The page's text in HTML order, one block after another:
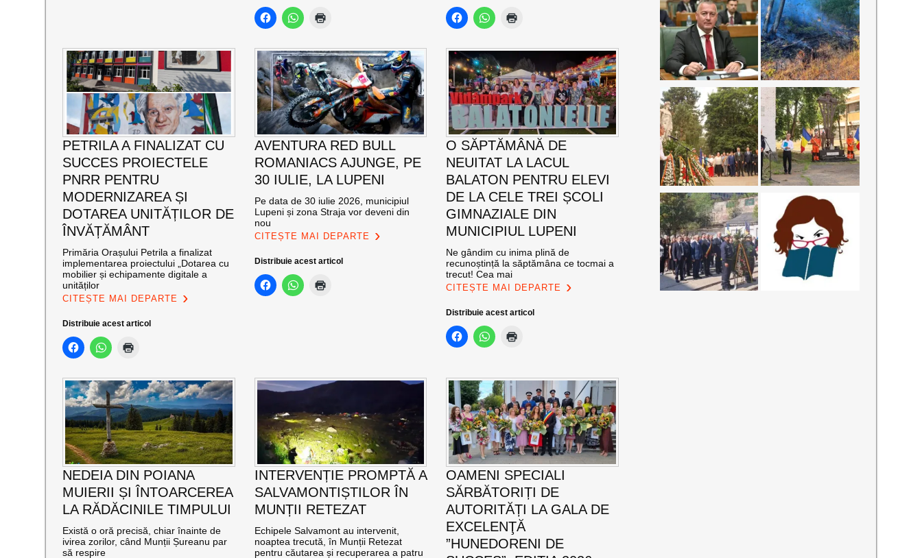
PETRILA A FINALIZAT CU
SUCCES PROIECTELE
PNRR PENTRU
MODERNIZAREA ȘI
DOTAREA UNITĂȚILOR DE
ÎNVĂȚĂMÂNT
Primăria Orașului Petrila a finalizat
implementarea proiectului „Dotarea cu
mobilier și echipamente digitale a
unităților
CITEȘTE MAI DEPARTE
Distribuie acest articol
AVENTURA RED BULL
ROMANIACS AJUNGE, PE
30 IULIE, LA LUPENI
Pe data de 30 iulie 2026, municipiul
Lupeni și zona Straja vor deveni din
nou
CITEȘTE MAI DEPARTE
Distribuie acest articol
O SĂPTĂMÂNĂ DE
NEUITAT LA LACUL
BALATON PENTRU ELEVI
DE LA CELE TREI ȘCOLI
GIMNAZIALE DIN
MUNICIPIUL LUPENI
Ne gândim cu inima plină de
recunoștință la săptămâna ce tocmai a
trecut! Cea mai
CITEȘTE MAI DEPARTE
Distribuie acest articol
NEDEIA DIN POIANA
MUIERII ȘI ÎNTOARCEREA
LA RĂDĂCINILE TIMPULUI
Există o oră precisă, chiar înainte de
ivirea zorilor, când Munții Șureanu par
să respire
INTERVENȚIE PROMPTĂ A
SALVAMONTIȘTILOR ÎN
MUNȚII RETEZAT
Echipele Salvamont au intervenit,
noaptea trecută, în Munții Retezat
pentru căutarea și recuperarea a patru
OAMENI SPECIALI
SĂRBĂTORIȚI DE
AUTORITĂȚI LA GALA DE
EXCELENŢĂ
”HUNEDORENI DE